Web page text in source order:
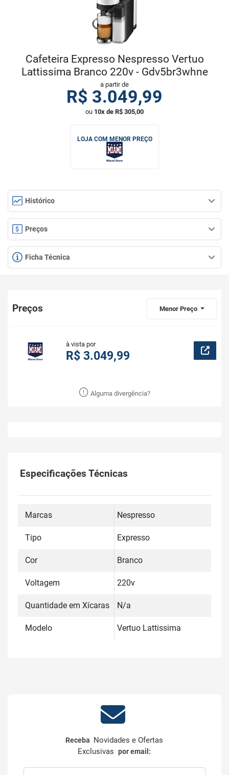
Cafeteira Expresso Nespresso Vertuo
Lattissima Branco 220v - Gdv5br3whne
a partir de
R$ 3.049,99
ou 10x de R$ 305,00
LOJA COM MENOR PREÇO
Histórico
Preços
Ficha Técnica
Preços Menor Preço
à vista por
R$ 3.049,99
Alguma divergência?
Especificações Técnicas
Marcas Nespresso
Tipo Expresso
Cor Branco
Voltagem 220v
Quantidade em Xícaras N/a
Modelo Vertuo Lattissima
Receba Novidades e Ofertas
Exclusivaspor email: